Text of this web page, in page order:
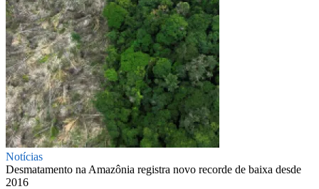
Notícias
Desmatamento na Amazônia registra novo recorde de baixa desde
2016